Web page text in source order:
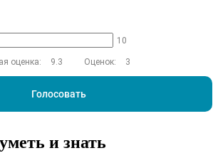
10
оценка: 9.3 Оценок: 3
Голосовать
и знать